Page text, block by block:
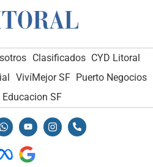
Clasificados CYD Litoral
VivíMejor SF Puerto Negocios
Educacion SF